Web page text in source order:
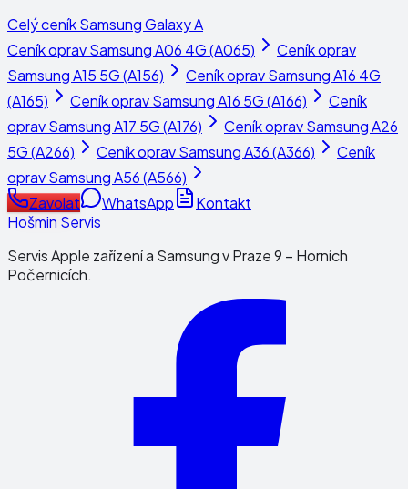
Celý ceníkSamsung Galaxy A
Ceník opravSamsung A06 4G (A065)
Ceník oprav
Samsung A15 5G (A156)
Ceník opravSamsung A16 4G
(A165)
Ceník opravSamsung A16 5G (A166)
Ceník
opravSamsung A17 5G (A176) Ceník opravSamsung A26
5G (A266)
Ceník opravSamsung A36 (A366)
Ceník
opravSamsung A56 (A566)
Zavolat
WhatsApp
Kontakt
Hošmin Servis
Servis Apple zařízení a Samsung v Praze 9 – Horních
Počernicích.